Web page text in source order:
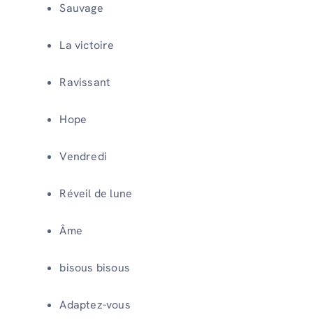
Sauvage
La victoire
Ravissant
Hope
Vendredi
Réveil de lune
Âme
bisous bisous
Adaptez-vous